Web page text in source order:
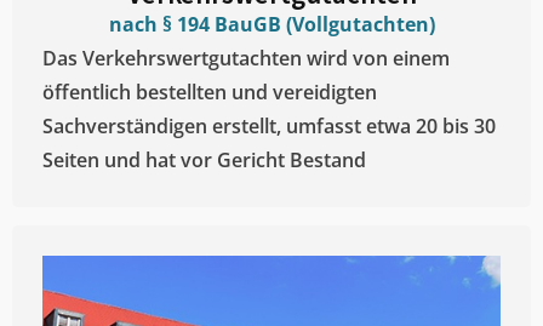
nach § 194 BauGB (Vollgutachten)
Das Verkehrswertgutachten wird von einem
öffentlich bestellten und vereidigten
Sachverständigen erstellt, umfasst etwa 20 bis 30
Seiten und hat vor Gericht Bestand